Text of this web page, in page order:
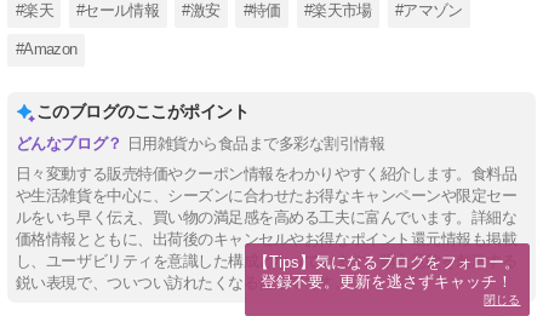
#楽天 #セール情報 #激安 #特価 #楽天市場 #アマゾン
#Amazon
このブログのここがポイント
日用雑貨から食品まで多彩な割引情報
日々変動する販売特価やクーポン情報をわかりやすく紹介します。食料品
や生活雑貨を中心に、シーズンに合わせたお得なキャンペーンや限定セー
ルをいち早く伝え、買い物の満足感を高める工夫に富んでいます。詳細な
価格情報とともに、出荷後のキャンセルやお得なポイント還元情報も掲載
し、ユーザビリティを意識した構成となっています。購入意欲を刺激する
鋭い表現で、ついつい訪れたくなる仕立てです。
【Tips】気になるブログをフォロー。
登録不要。更新を逃さずキャッチ！
閉じる